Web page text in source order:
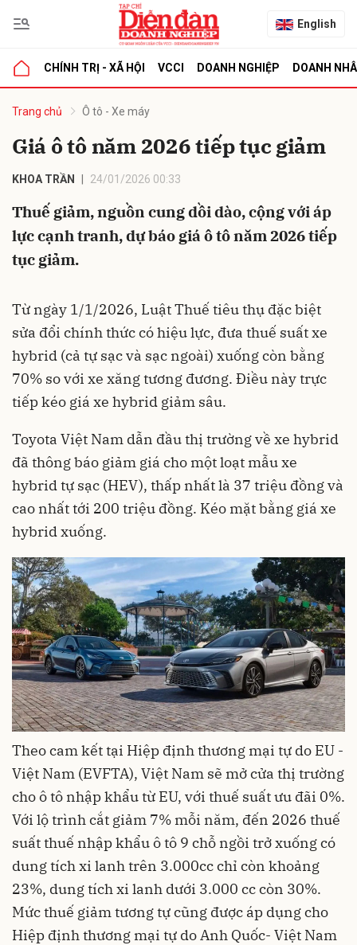
English
CHÍNH TRỊ - XÃ HỘI VCCI DOANH NGHIỆP DOANH
Trang chủ Ô tô - Xe máy
Giá ô tô năm 2026 tiếp tục giảm
KHOA TRẦN 24/01/2026 00:33
Thuế giảm, nguồn cung dồi dào, cộng với áp
lực cạnh tranh, dự báo giá ô tô năm 2026 tiếp
tục giảm.
Từ ngày 1/1/2026, Luật Thuế tiêu thụ đặc biệt
sửa đổi chính thức có hiệu lực, đưa thuế suất xe
hybrid (cả tự sạc và sạc ngoài) xuống còn bằng
70% so với xe xăng tương đương. Điều này trực
tiếp kéo giá xe hybrid giảm sâu.
Toyota Việt Nam dẫn đầu thị trường về xe hybrid
đã thông báo giảm giá cho một loạt mẫu xe
hybrid tự sạc (HEV), thấp nhất là 37 triệu đồng và
cao nhất tới 200 triệu đồng. Kéo mặt bằng giá xe
hybrid xuống.
Theo cam kết tại Hiệp định thương mại tự do EU -
Việt Nam (EVFTA), Việt Nam sẽ mở cửa thị trường
cho ô tô nhập khẩu từ EU, với thuế suất ưu đãi 0%.
Với lộ trình cắt giảm 7% mỗi năm, đến 2026 thuế
suất thuế nhập khẩu ô tô 9 chỗ ngồi trở xuống có
dung tích xi lanh trên 3.000cc chỉ còn khoảng
23%, dung tích xi lanh dưới 3.000 cc còn 30%.
Mức thuế giảm tương tự cũng được áp dụng cho
Hiệp định thương mại tự do Anh Quốc- Việt Nam
luận